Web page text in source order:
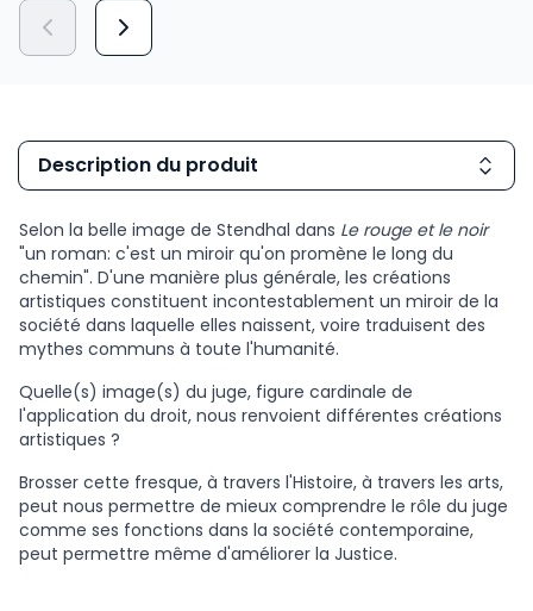
Description du produit
Selon la belle image de Stendhal dans Le rouge et le noir
"un roman: c'est un miroir qu'on promène le long du
chemin". D'une manière plus générale, les créations
artistiques constituent incontestablement un miroir de la
société dans laquelle elles naissent, voire traduisent des
mythes communs à toute l'humanité.
Quelle(s) image(s) du juge, figure cardinale de
l'application du droit, nous renvoient différentes créations
artistiques ?
Brosser cette fresque, à travers l'Histoire, à travers les arts,
peut nous permettre de mieux comprendre le rôle du juge
comme ses fonctions dans la société contemporaine,
peut permettre même d'améliorer la Justice.